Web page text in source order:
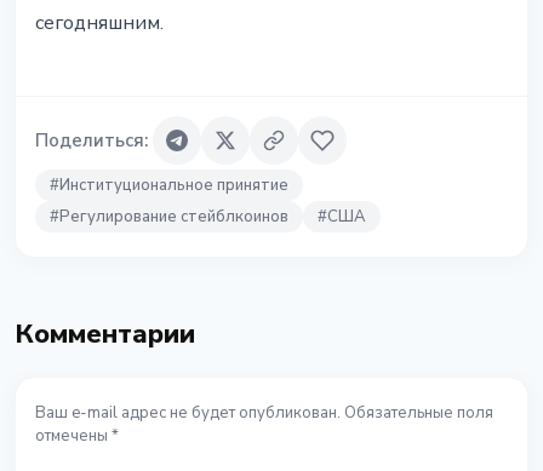
сегодняшним.
Поделиться:
#Институциональное принятие
#Регулирование стейблкоинов #США
Комментарии
Ваш e-mail адрес не будет опубликован. Обязательные поля
отмечены *